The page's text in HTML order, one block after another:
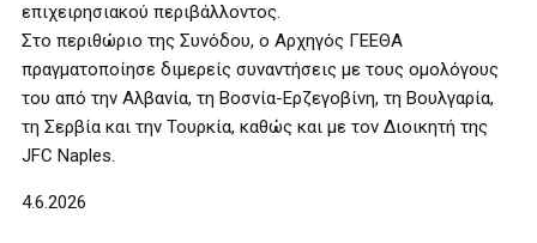
επιχειρησιακού περιβάλλοντος.
Στο περιθώριο της Συνόδου, ο Αρχηγός ΓΕΕΘΑ
πραγματοποίησε διμερείς συναντήσεις με τους ομολόγους
του από την Αλβανία, τη Βοσνία-Ερζεγοβίνη, τη Βουλγαρία,
τη Σερβία και την Τουρκία, καθώς και με τον Διοικητή της
JFC Naples.
4.6.2026